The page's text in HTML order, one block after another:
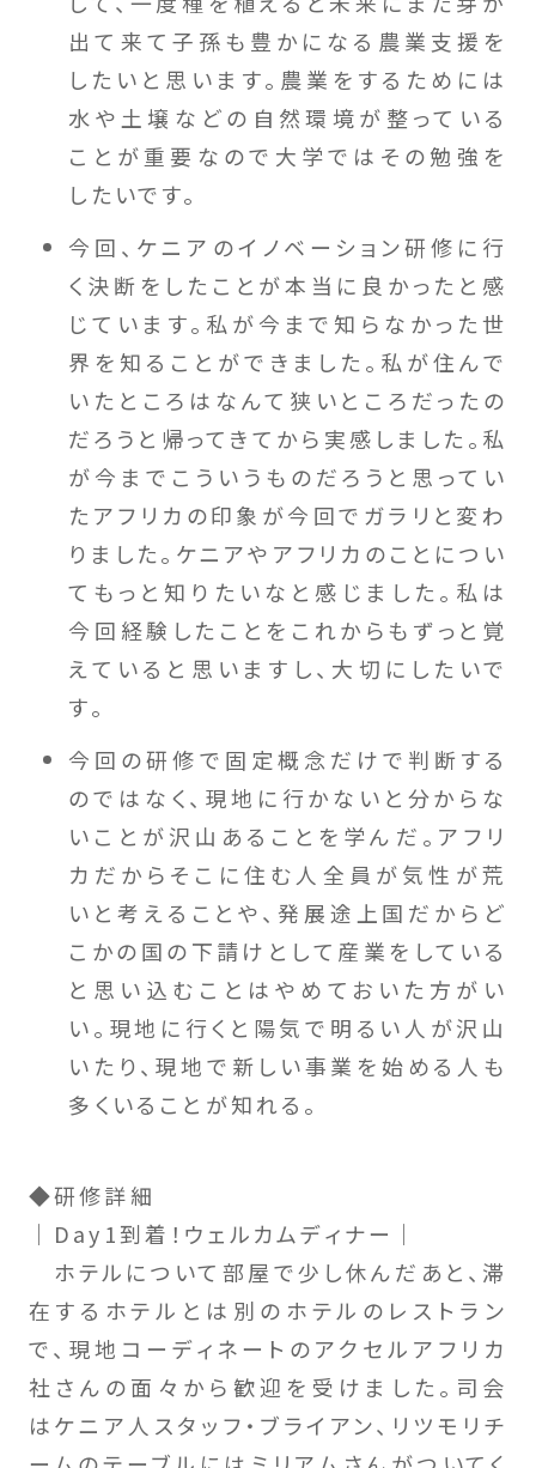
出て来て子孫も豊かになる農業支援を
したいと思います。農業をするためには
水や土壌などの自然環境が整っている
ことが重要なので大学ではその勉強を
したいです。
今回、ケニアのイノベーション研修に行
く決断をしたことが本当に良かったと感
じています。私が今まで知らなかった世
界を知ることができました。私が住んで
いたところはなんて狭いところだったの
だろうと帰ってきてから実感しました。私
が今までこういうものだろうと思ってい
たアフリカの印象が今回でガラリと変わ
りました。ケニアやアフリカのことについ
てもっと知りたいなと感じました。私は
今回経験したことをこれからもずっと覚
えていると思いますし、大切にしたいで
す。
今回の研修で固定概念だけで判断する
のではなく、現地に行かないと分からな
いことが沢山あることを学んだ。アフリ
カだからそこに住む人全員が気性が荒
いと考えることや、発展途上国だからど
こかの国の下請けとして産業をしている
と思い込むことはやめておいた方がい
い。現地に行くと陽気で明るい人が沢山
いたり、現地で新しい事業を始める人も
多くいることが知れる。
◆研修詳細
｜Day1到着！ウェルカムディナー｜
ホテルについて部屋で少し休んだあと、滞
在するホテルとは別のホテルのレストラン
で、現地コーディネートのアクセルアフリカ
社さんの面々から歓迎を受けました。司会
はケニア人スタッフ・ブライアン、リツモリチ